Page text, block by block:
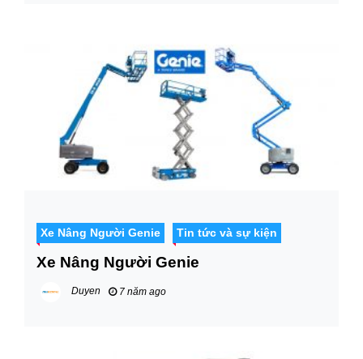
Xe Nâng Người Genie Tin tức và sự kiện
Xe Nâng Người Genie
Duyen 7 năm ago